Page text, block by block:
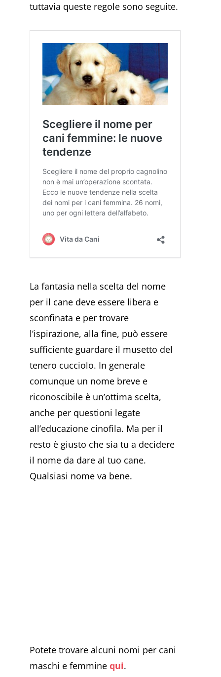
tuttavia queste regole sono seguite.
La fantasia nella scelta del nome
per il cane deve essere libera e
sconfinata e per trovare
l’ispirazione, alla fine, può essere
sufficiente guardare il musetto del
tenero cucciolo. In generale
comunque un nome breve e
riconoscibile è un’ottima scelta,
anche per questioni legate
all’educazione cinofila. Ma per il
resto è giusto che sia tu a decidere
il nome da dare al tuo cane.
Qualsiasi nome va bene.
Potete trovare alcuni nomi per cani
maschi e femmine qui.